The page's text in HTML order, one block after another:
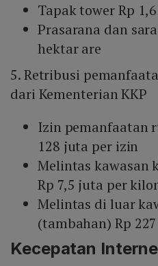
Tapak tower Rp
Prasarana dan
hektar are
5. Retribusi
dari Kementerian KKP
Izin pemanfaatan
128 juta per izin
Melintas kawasan
Rp 7,5 juta per
Melintas di luar
(tambahan) Rp
Kecepatan